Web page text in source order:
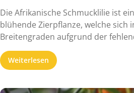
Die Afrikanische Schmucklilie ist
blühende Zierpflanze, welche sich
Breitengraden aufgrund der
Weiterlesen